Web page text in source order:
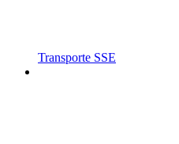
Transporte SSE